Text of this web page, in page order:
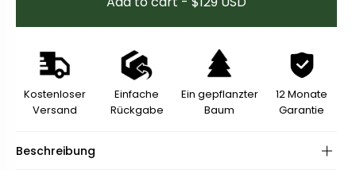
Kostenloser
Versand
Einfache
Rückgabe
Ein gepflanzter
Baum
12 Monate
Garantie
Beschreibung